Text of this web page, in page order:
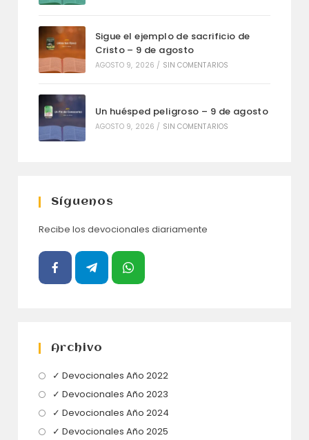
Sigue el ejemplo de sacrificio de
Cristo – 9 de agosto
AGOSTO 9, 2026 / SIN COMENTARIOS
Un huésped peligroso – 9 de agosto
AGOSTO 9, 2026 / SIN COMENTARIOS
Síguenos
Recibe los devocionales diariamente
Archivo
✓ Devocionales Año 2022Se
✓ Devocionales Año 2023
abre
✓ Devocionales Año 2024
✓ Devocionales Año 2025